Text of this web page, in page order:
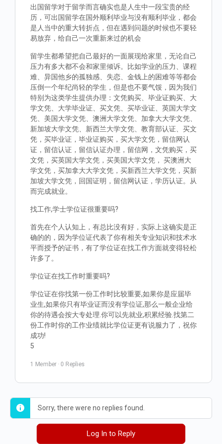
出国留学对于留学而言确实也是人生中一段宝贵的经
历，可出国留学在国外顺利毕业与没有顺利毕业，都会
是人当中的重大转折点，但在遇到问题的时候也不要轻
易放弃，给自己一次重新来过的机会
留学生都希望把自己最好的一面展现给家里，无论自己
压力有多大都不会和家里倾诉。比如学业的压力、课程
难、异国他乡的孤独感、失恋、金钱上的困难等等都会
压倒一个年纪尚轻的学生，但是也不要气馁，因为我们
特别为这类学生提供办理：文凭购买、毕业证购买、大
学文凭、大学毕业证、买文凭、买毕业证、英国大学文
凭、美国大学文凭、澳洲大学文凭、加拿大大学文凭、
新加坡大学文凭、新西兰大学文凭、教育部认证、买文
凭，买毕业证，毕业证购买，买大学文凭，留信网认
证，留信认证，留信认证办理，留信网，文凭购买，买
文凭，买英国大学文凭，买美国大学文凭， 买澳洲大
学文凭，买加拿大大学文凭，买新西兰大学文凭，买新
加坡大学文凭，回国证明，留信网认证，学历认证。从
而完成就业。
找工作,学士学位证很重要吗?
首先在个人认知上，有总比没有好，实际上这确实是正
确的的，因为学位证代表了你有相关专业知识和技术水
平而授予的证书，有了学位证在找工作方面就变得轻松
许多了。
学位证在找工作时重要吗?
学位证在你找第一份工作时比较重要,如果你是应届毕
业生,如果你只有毕业证而没有学位证,那么一般企业给
你的待遇会按大专处理.你可以先就业,积累经验.找第二
份工作时你的工作业绩就比学位证更有说服力了，祝你
成功!
5
1 Member · 0 Replies
Sorry, there were no replies found.
Log In to Reply